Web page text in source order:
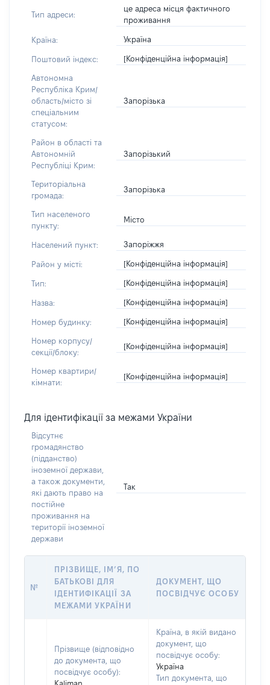
Тип адреси:
це адреса місця фактичного
проживання
Країна: Україна
Поштовий індекс: [Конфіденційна інформація]
Автономна
Республіка Крим/
область/місто зі
спеціальним
статусом:
Запорізька
Район в області та
Автономній
Республіці Крим:
Запорізький
Територіальна
громада:
Запорізька
Тип населеного
пункту:
Місто
Населений пункт: Запоріжжя
Район у місті: [Конфіденційна інформація]
Тип: [Конфіденційна інформація]
Назва: [Конфіденційна інформація]
Номер будинку: [Конфіденційна інформація]
Номер корпусу/
секції/блоку:
[Конфіденційна інформація]
Номер квартири/
кімнати:
[Конфіденційна інформація]
Для ідентифікації за межами України
Відсутнє
громадянство
(підданство)
іноземної держави,
а також документи,
які дають право на
постійне
проживання на
території іноземної
держави
Так
№
ПРІЗВИЩЕ, ІМ’Я, ПО
БАТЬКОВІ ДЛЯ
ІДЕНТИФІКАЦІЇ ЗА
МЕЖАМИ УКРАЇНИ
ДОКУМЕНТ, ЩО
ПОСВІДЧУЄ ОСОБУ
Прізвище (відповідно
до документа, що
посвідчує особу):
Kaliman
Країна, в якій видано
документ, що
посвідчує особу:
Україна
Тип документа, що